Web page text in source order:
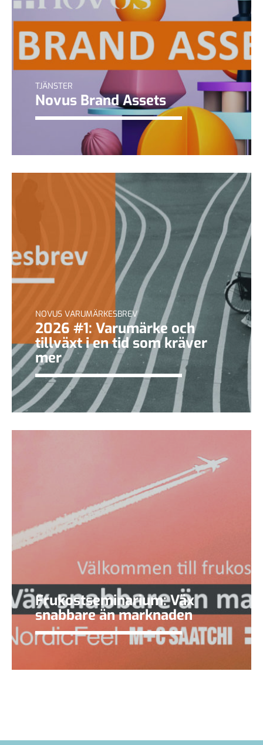
TJÄNSTER
Novus Brand Assets
NOVUS VARUMÄRKESBREV
2026 #1: Varumärke och
tillväxt i en tid som kräver
mer
Frukostseminarium: Väx
snabbare än marknaden